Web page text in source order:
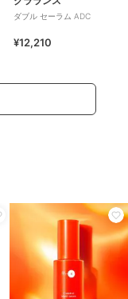
ダブル セーラム ADC
¥12,210